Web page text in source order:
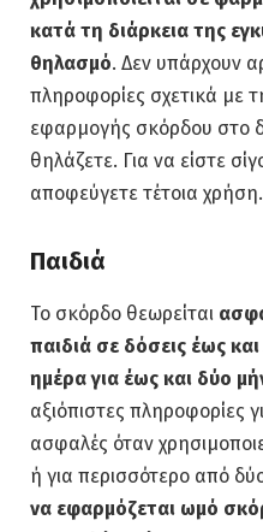
κατά τη διάρκεια της
θηλασμό. Δεν υπάρχουν
πληροφορίες σχετικά με
εφαρμογής σκόρδου στο
θηλάζετε. Για να είστε
αποφεύγετε τέτοια χρήση.
Παιδιά
Το σκόρδο θεωρείται
παιδιά σε δόσεις έως
ημέρα για έως και δύο
αξιόπιστες πληροφορίες
ασφαλές όταν
ή για περισσότερο από
να εφαρμόζεται ωμό